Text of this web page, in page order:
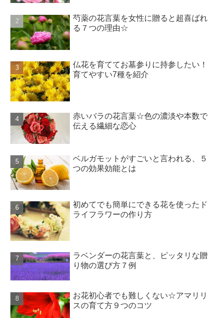
芍薬の花言葉を女性に贈ると超喜ばれ
る７つの理由☆
仏花を育ててお墓参りに持参したい！
育てやすい7種を紹介
赤いバラの花言葉☆色の濃淡や本数で
伝える繊細な恋心
ベルガモットがすごいと言われる、５
つの効果効能とは
初めてでも簡単にできる花を使ったド
ライフラワーの作り方
ラベンダーの花言葉と、ピッタリな贈
り物の選び方７例
お花初心者でも難しくない☆アマリリ
スの育て方９つのコツ